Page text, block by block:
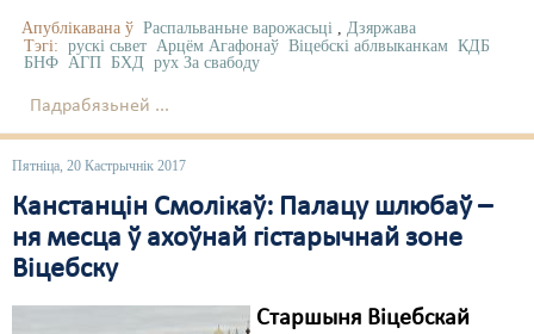
Апублікавана ў Распальваньне варожасьці , Дзяржава
Тэгі: рускі сьвет Арцём Агафонаў Віцебскі аблвыканкам КДБ
БНФ АГП БХД рух За свабоду
Падрабязьней ...
Пятніца, 20 Кастрычнік 2017
Канстанцін Смолікаў: Палацу шлюбаў –
ня месца ў ахоўнай гістарычнай зоне
Віцебску
Старшыня Віцебскай